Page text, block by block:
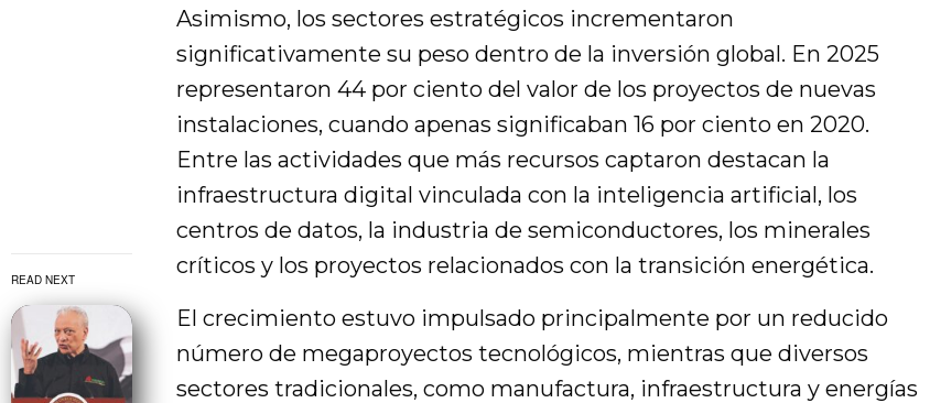
READ NEXT
Asimismo, los sectores estratégicos incrementaron
significativamente su peso dentro de la inversión global. En 2025
representaron 44 por ciento del valor de los proyectos de nuevas
instalaciones, cuando apenas significaban 16 por ciento en 2020.
Entre las actividades que más recursos captaron destacan la
infraestructura digital vinculada con la inteligencia artificial, los
centros de datos, la industria de semiconductores, los minerales
críticos y los proyectos relacionados con la transición energética.
El crecimiento estuvo impulsado principalmente por un reducido
número de megaproyectos tecnológicos, mientras que diversos
sectores tradicionales, como manufactura, infraestructura y energías